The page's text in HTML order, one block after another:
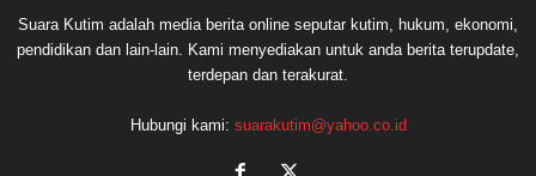
Suara Kutim adalah media berita online seputar kutim, hukum, ekonomi,
pendidikan dan lain-lain. Kami menyediakan untuk anda berita terupdate,
terdepan dan terakurat.
Hubungi kami: suarakutim@yahoo.co.id